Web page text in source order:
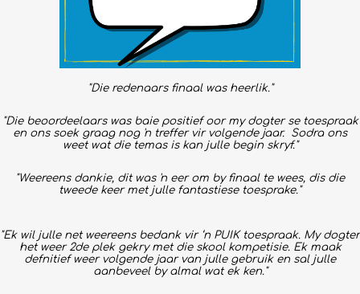
"Die redenaars finaal was heerlik."
"Die beoordeelaars was baie positief oor my dogter se toespraak
en ons soek graag nog 'n treffer vir volgende jaar. Sodra ons
weet wat die temas is kan julle begin skryf."
"Weereens dankie, dit was 'n eer om by finaal te wees, dis die
tweede keer met julle fantastiese toesprake."
"Ek wil julle net weereens bedank vir ‘n PUIK toespraak. My dogter
het weer 2de plek gekry met die skool kompetisie. Ek maak
defnitief weer volgende jaar van julle gebruik en sal julle
aanbeveel by almal wat ek ken."